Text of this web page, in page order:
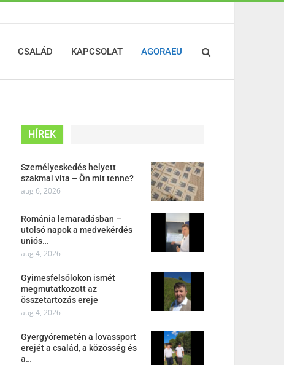
CSALÁD KAPCSOLAT AGORAEU
HÍREK
Személyeskedés helyett
szakmai vita – Ön mit tenne?
aug 6, 2026
Románia lemaradásban –
utolsó napok a medvekérdés
uniós…
aug 4, 2026
Gyimesfelsőlokon ismét
megmutatkozott az
összetartozás ereje
aug 4, 2026
Gyergyóremetén a lovassport
erejét a család, a közösség és
a…